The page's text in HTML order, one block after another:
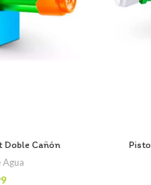
Doble Cañón
Agua
El